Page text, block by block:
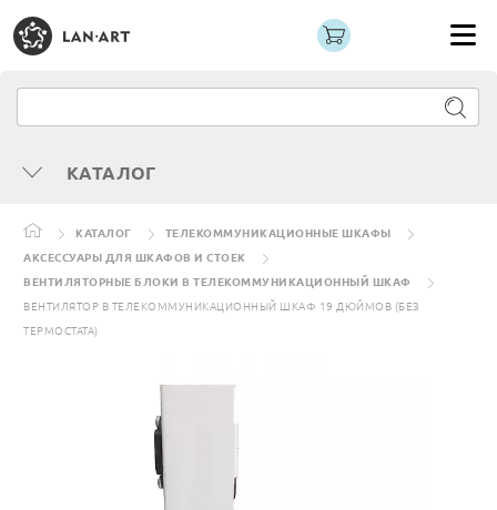
КАТАЛОГ
КАТАЛОГ
ТЕЛЕКОММУНИКАЦИОННЫЕ ШКАФЫ
АКСЕССУАРЫ ДЛЯ ШКАФОВ И СТОЕК
ВЕНТИЛЯТОРНЫЕ БЛОКИ В ТЕЛЕКОММУНИКАЦИОННЫЙ ШКАФ
ВЕНТИЛЯТОР В ТЕЛЕКОММУНИКАЦИОННЫЙ ШКАФ 19 ДЮЙМОВ (БЕЗ
ТЕРМОСТАТА)